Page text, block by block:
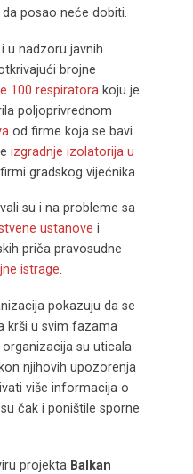
posao neće dobiti.
u nadzoru javnih
brojne
100 respiratora koju je
poljoprivrednom
od firme koja se bavi
izgradnje izolatorija u
gradskog vijećnika.
su i na probleme sa
ustanove i
priča pravosudne
istrage.
pokazuju da se
krši u svim fazama
su uticala
njihovih upozorenja
više informacija o
čak i poništile sporne
projekta Balkan